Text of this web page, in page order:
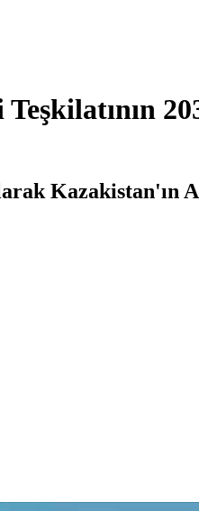
Kazakistan'ın